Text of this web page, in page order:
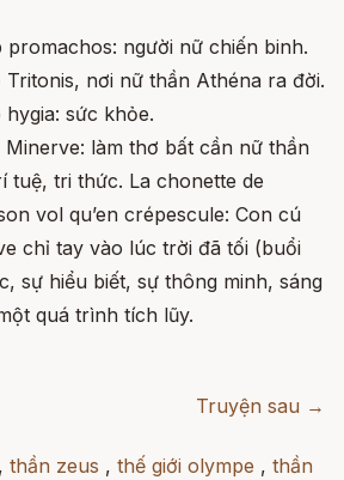
promachos: người nữ chiến binh.
Tritonis, nơi nữ thần Athéna ra đời.
hygia: sức khỏe.
Minerve: làm thơ bất cần nữ thần
tuệ, tri thức. La chonette de
vol qu’en crépescule: Con cú
chỉ tay vào lúc trời đã tối (buổi
sự hiểu biết, sự thông minh, sáng
quá trình tích lũy.
Truyện sau →
, thần zeus , thế giới olympe , thần